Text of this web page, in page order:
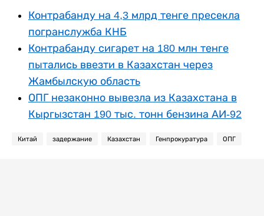
Контрабанду на 4,3 млрд тенге пресекла
погранслужба КНБ
Контрабанду сигарет на 180 млн тенге
пытались ввезти в Казахстан через
Жамбылскую область
ОПГ незаконно вывезла из Казахстана в
Кыргызстан 190 тыс. тонн бензина АИ-92
Китай задержание Казахстан Генпрокуратура ОПГ